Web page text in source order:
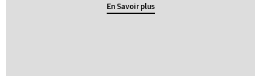
En Savoir plus